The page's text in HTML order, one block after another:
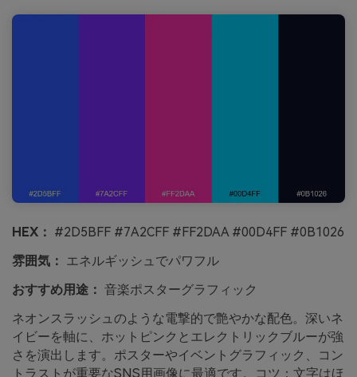
HEX： #2D5BFF #7A2CFF #FF2DAA #00D4FF #0B1026
雰囲気： エネルギッシュでパワフル
おすすめ用途： 音楽ポスターグラフィック
ネオンスラッシュのような電撃的で艶やかな配色。深いネ
イビーを軸に、ホットピンクとエレクトリックブルーが強
さを演出します。ポスターやイベントグラフィック、コン
トラストが重要なSNS用画像に最適です。コツ：文字はほ